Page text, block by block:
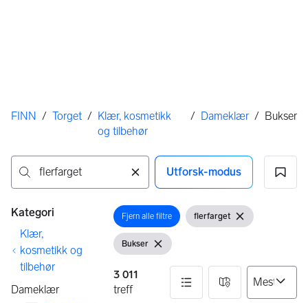
Her er du
FINN / Torget / Klær, kosmetikk
og tilbehør
/ Dameklær / Bukser
Utforsk-modus
Filtre
Kategori
Klær,
kosmetikk og
tilbehør
Dameklær
Åpne filter
Fjern alle filtre Åpne filter
flerfarget Fjern søkeord
Vis filter
Bukser Fjern filter
3 011
treff